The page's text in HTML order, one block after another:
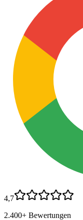
4,7
2.400+ Bewertungen